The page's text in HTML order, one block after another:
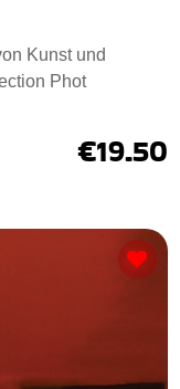
Kunst und
Phot
€19.50